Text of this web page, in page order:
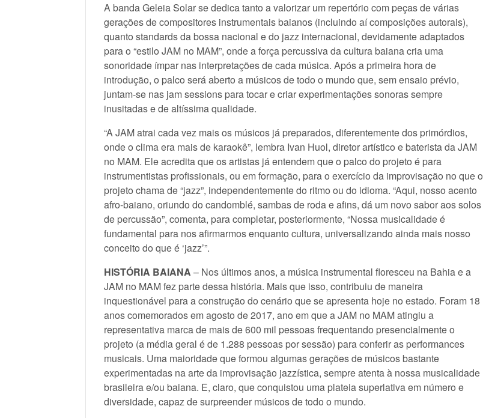
A banda Geleia Solar se dedica tanto a valorizar um repertório com peças de várias
gerações de compositores instrumentais baianos (incluindo aí composições autorais),
quanto standards da bossa nacional e do jazz internacional, devidamente adaptados
para o “estilo JAM no MAM”, onde a força percussiva da cultura baiana cria uma
sonoridade ímpar nas interpretações de cada música. Após a primeira hora de
introdução, o palco será aberto a músicos de todo o mundo que, sem ensaio prévio,
juntam-se nas jam sessions para tocar e criar experimentações sonoras sempre
inusitadas e de altíssima qualidade.
“A JAM atrai cada vez mais os músicos já preparados, diferentemente dos primórdios,
onde o clima era mais de karaokê”, lembra Ivan Huol, diretor artístico e baterista da JAM
no MAM. Ele acredita que os artistas já entendem que o palco do projeto é para
instrumentistas profissionais, ou em formação, para o exercício da improvisação no que o
projeto chama de “jazz”, independentemente do ritmo ou do idioma. “Aqui, nosso acento
afro-baiano, oriundo do candomblé, sambas de roda e afins, dá um novo sabor aos solos
de percussão”, comenta, para completar, posteriormente, “Nossa musicalidade é
fundamental para nos afirmarmos enquanto cultura, universalizando ainda mais nosso
conceito do que é ‘jazz’”.
HISTÓRIA BAIANA – Nos últimos anos, a música instrumental floresceu na Bahia e a
JAM no MAM fez parte dessa história. Mais que isso, contribuiu de maneira
inquestionável para a construção do cenário que se apresenta hoje no estado. Foram 18
anos comemorados em agosto de 2017, ano em que a JAM no MAM atingiu a
representativa marca de mais de 600 mil pessoas frequentando presencialmente o
projeto (a média geral é de 1.288 pessoas por sessão) para conferir as performances
musicais. Uma maioridade que formou algumas gerações de músicos bastante
experimentadas na arte da improvisação jazzística, sempre atenta à nossa musicalidade
brasileira e/ou baiana. E, claro, que conquistou uma plateia superlativa em número e
diversidade, capaz de surpreender músicos de todo o mundo.